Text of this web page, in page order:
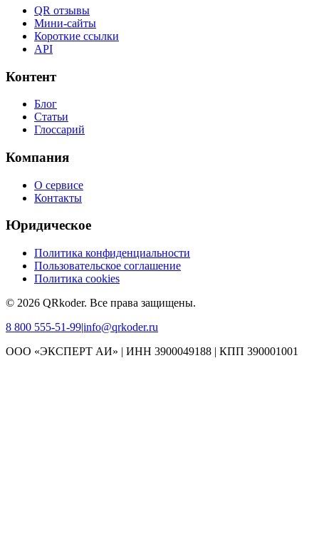
QR отзывы
Мини-сайты
Короткие ссылки
API
Контент
Блог
Статьи
Глоссарий
Компания
О сервисе
Контакты
Юридическое
Политика конфиденциальности
Пользовательское соглашение
Политика cookies
© 2026 QRkoder. Все права защищены.
8 800 555-51-99|info@qrkoder.ru
ООО «ЭКСПЕРТ АИ» | ИНН 3900049188 | КПП 390001001